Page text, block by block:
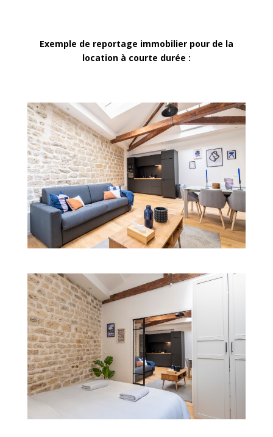
Exemple de reportage immobilier pour de la
location à courte durée :